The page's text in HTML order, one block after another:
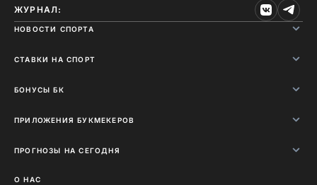
ЖУРНАЛ:
НОВОСТИ СПОРТА
СТАВКИ НА СПОРТ
БОНУСЫ БК
ПРИЛОЖЕНИЯ БУКМЕКЕРОВ
ПРОГНОЗЫ НА СЕГОДНЯ
О НАС